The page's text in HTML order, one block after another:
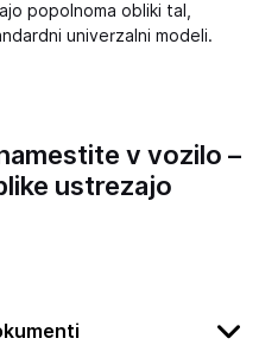
popolnoma obliki tal,
univerzalni modeli.
v vozilo –
ustrezajo